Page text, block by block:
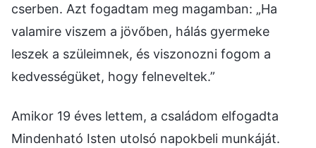
cserben. Azt fogadtam meg magamban: „Ha
valamire viszem a jövőben, hálás gyermeke
leszek a szüleimnek, és viszonozni fogom a
kedvességüket, hogy felneveltek.”
Amikor 19 éves lettem, a családom elfogadta
Mindenható Isten utolsó napokbeli munkáját.